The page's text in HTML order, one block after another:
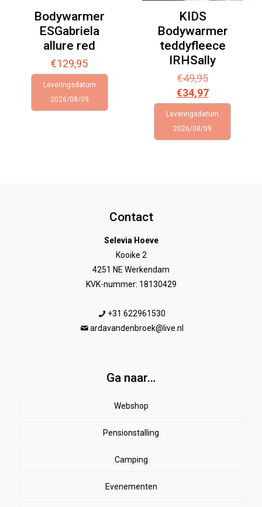
Bodywarmer
ESGabriela
allure red
€129,95
Leveringsdatum
2026/08/09
KIDS
Bodywarmer
teddyfleece
IRHSally
€49,95
€34,97
Leveringsdatum
2026/08/09
Contact
Selevia Hoeve
Kooike 2
4251 NE Werkendam
KVK-nummer: 18130429
+31 622961530
ardavandenbroek@live.nl
Ga naar…
Webshop
Paard
Beenbeschermers
EHBO
Ruiter
Herenkleding
Stal
Pensionstalling
Camping
Evenementen